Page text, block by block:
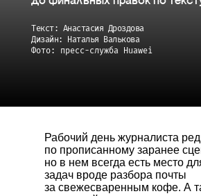
Текст: Анастасия Дроздова
Дизайн: Наталья Валькова
Фото: пресс-служба Huawei
Рабочий день журналиста
по прописанному заранее
но в нем всегда есть место
задач вроде разбора почты
за свежесваренным кофе. А